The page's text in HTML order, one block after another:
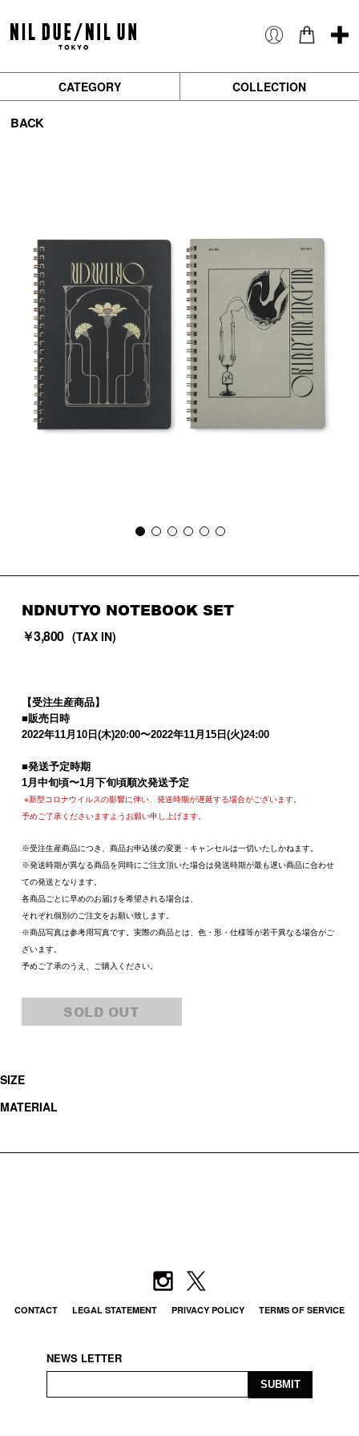
CATEGORY COLLECTION
BACK
NDNUTYO NOTEBOOK SET
￥3,800 (TAX IN)
【受注生産商品】
■販売日時
2022年11月 10日 (木)20:00〜2022年11月 15日 (火)24:00
■発送予定時期
1月中旬頃〜1月下旬頃順次発送予定
※新型コロナウイルスの影響に伴い、発送時期が遅延する場合がございます。
予めご了承くださいますようお願い申し上げます。
※受注生産商品につき、商品お申込後の変更・キャンセルは一切いたしかねます。
※発送時期が異なる商品を同時にご注文頂いた場合は発送時期が最も遅い商品に合わせ
ての発送となります。
各商品ごとに早めのお届けを希望される場合は、
それぞれ個別のご注文をお願い致します。
※商品写真は参考用写真です。実際の商品とは、色・形・仕様等が若干異なる場合がご
ざいます。
予めご了承のうえ、ご購入ください。
SOLD OUT
SIZE
MATERIAL
CONTACT LEGAL STATEMENT PRIVACY POLICY TERMS OF SERVICE
NEWS LETTER